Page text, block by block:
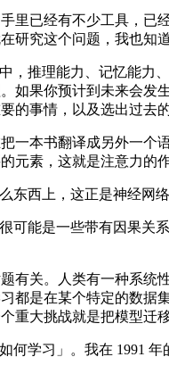
经有不少工具，已经
研究这个问题，我也知
推理能力、记忆能力
如果你预计到未来会
的事情，以及选出过去
本书翻译成另外一个
元素，这就是注意力的作
西上，这正是神经网
能是一些带有因果关
关。人类有一种系统
都是在某个特定的数
重大挑战就是把模型迁
学习」。我在 1991